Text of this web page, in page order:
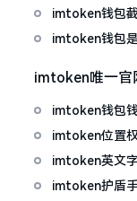
imtoken钱包
imtoken钱包
imtoken唯一官
imtoken钱包
教你找回
imtoken位置
imtoken英文
imtoken护盾